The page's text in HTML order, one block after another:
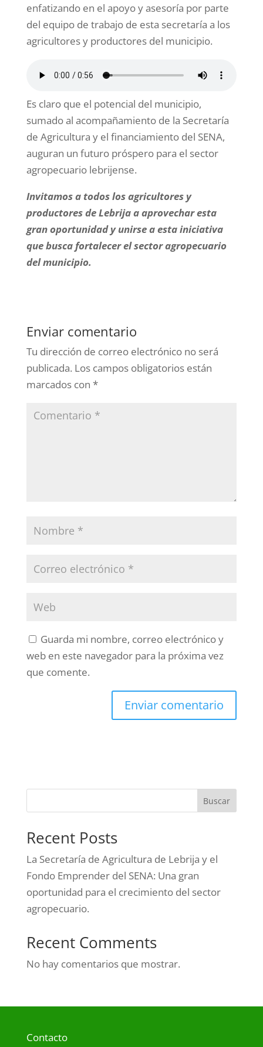
enfatizando en el apoyo y asesoría por parte
del equipo de trabajo de esta secretaría a los
agricultores y productores del municipio.
Es claro que el potencial del municipio,
sumado al acompañamiento de la Secretaría
de Agricultura y el financiamiento del SENA,
auguran un futuro próspero para el sector
agropecuario lebrijense.
Invitamos a todos los agricultores y
productores de Lebrija a aprovechar esta
gran oportunidad y unirse a esta iniciativa
que busca fortalecer el sector agropecuario
del municipio.
Enviar comentario
Tu dirección de correo electrónico no será
publicada. Los campos obligatorios están
marcados con *
Guarda mi nombre, correo electrónico y
web en este navegador para la próxima vez
que comente.
Buscar
Recent Posts
La Secretaría de Agricultura de Lebrija y el
Fondo Emprender del SENA: Una gran
oportunidad para el crecimiento del sector
agropecuario.
Recent Comments
No hay comentarios que mostrar.
Contacto